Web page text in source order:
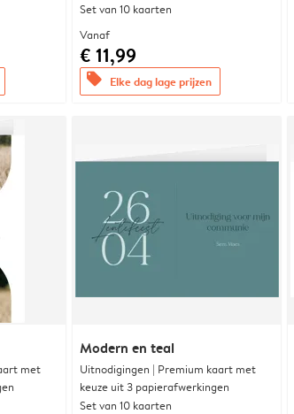
Set van 10 kaarten
Vanaf
€ 11,99
offers Elke dag lage prijzen
met
Modern en teal
Uitnodigingen | Premium kaart met
keuze uit 3 papierafwerkingen
Set van 10 kaarten